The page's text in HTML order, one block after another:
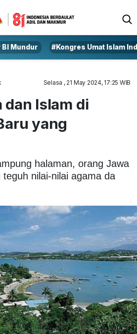
Mundur #Kongres Umat Islam
Selasa , 21 May 2024, 17:25 WIB
dan Islam di
yang
halaman, orang Jawa
nilai-nilai agama da